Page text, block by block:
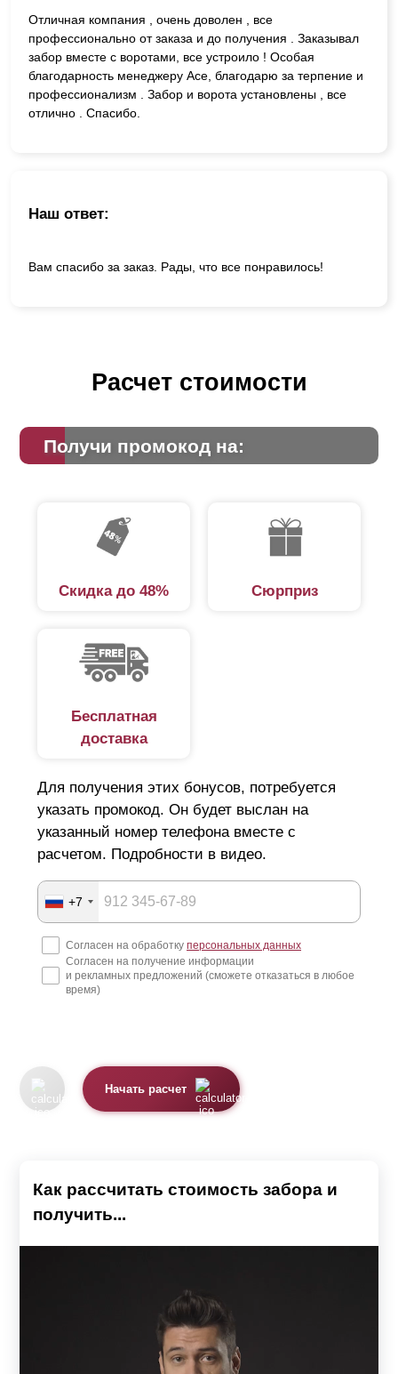
Отличная компания , очень доволен , все
профессионально от заказа и до получения . Заказывал
забор вместе с воротами, все устроило ! Особая
благодарность менеджеру Асе, благодарю за терпение и
профессионализм . Забор и ворота установлены , все
отлично . Спасибо.
Наш ответ:
Вам спасибо за заказ. Рады, что все понравилось!
Расчет стоимости
Получи промокод на:
Скидка до 48% Сюрприз
Бесплатная
доставка
Для получения этих бонусов, потребуется
указать промокод. Он будет выслан на
указанный номер телефона вместе с
расчетом. Подробности в видео.
+7
Согласен на обработку персональных данных
Согласен на получение информации
и рекламных предложений (сможете отказаться в любое
время)
Начать расчет
Как рассчитать стоимость забора и
получить...